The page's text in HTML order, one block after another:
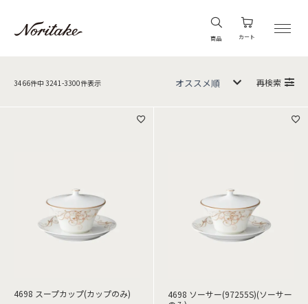
商品 カート
3466件中 3241 -3300件表示 再検索
4698 スープカップ(カップのみ)
4698 ソーサー(97255S)(ソーサー